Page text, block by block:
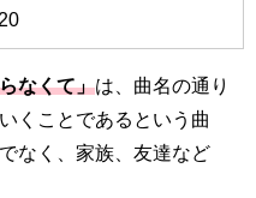
20
なくて」は、曲名の通り
くことであるという曲
なく、家族、友達など